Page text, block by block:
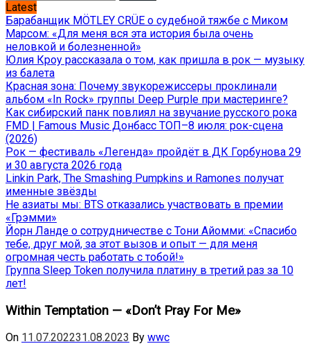
Latest
Барабанщик MÖTLEY CRÜE о судебной тяжбе с Миком
Марсом: «Для меня вся эта история была очень
неловкой и болезненной»
Юлия Кроу рассказала о том, как пришла в рок — музыку
из балета
Красная зона: Почему звукорежиссеры проклинали
альбом «In Rock» группы Deep Purple при мастеринге?
Как сибирский панк повлиял на звучание русского рока
FMD | Famous Music Донбасс ТОП–8 июля: рок-сцена
(2026)
Рок — фестиваль «Легенда» пройдёт в ДК Горбунова 29
и 30 августа 2026 года
Linkin Park, The Smashing Pumpkins и Ramones получат
именные звёзды
Не азиаты мы: BTS отказались участвовать в премии
«Грэмми»
Йорн Ланде о сотрудничестве с Тони Айомми: «Спасибо
тебе, друг мой, за этот вызов и опыт — для меня
огромная честь работать с тобой!»
Группа Sleep Token получила платину в третий раз за 10
лет!
Within Temptation — «Don’t Pray For Me»
On 11.07.202231.08.2023 By wwc